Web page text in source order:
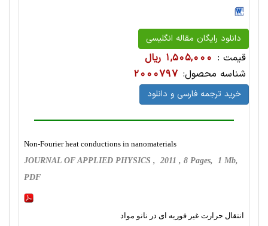
دانلود رایگان مقاله انگلیسی
قیمت : 1,505,000 ریال
شناسه محصول: 2000797
خرید ترجمه فارسی و دانلود
Non-Fourier heat conductions in nanomaterials
JOURNAL OF APPLIED PHYSICS , 2011 , 8 Pages, 1 Mb,
PDF
انتقال حرارت غیر فوریه ای در نانو مواد